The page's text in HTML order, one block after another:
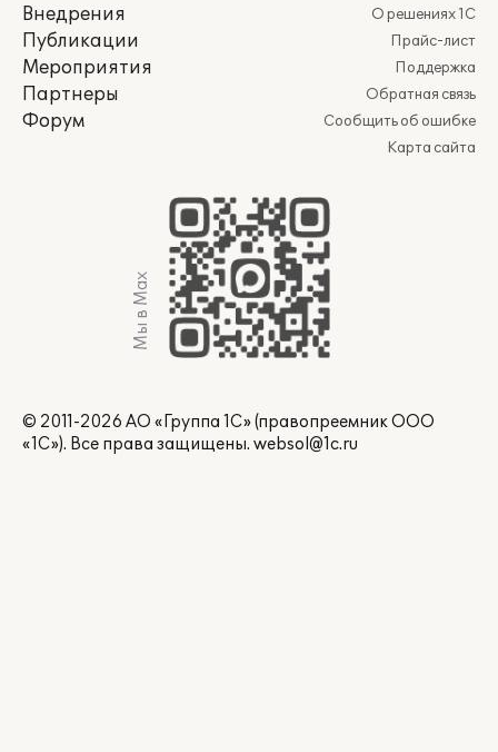
Внедрения
Публикации
Мероприятия
Партнеры
Форум
О решениях 1С
Прайс-лист
Поддержка
Обратная связь
Сообщить об ошибке
Карта сайта
Мы в Max
© 2011-2026 АО «Группа 1С» (правопреемник ООО
«1С»). Все права защищены. websol@1c.ru